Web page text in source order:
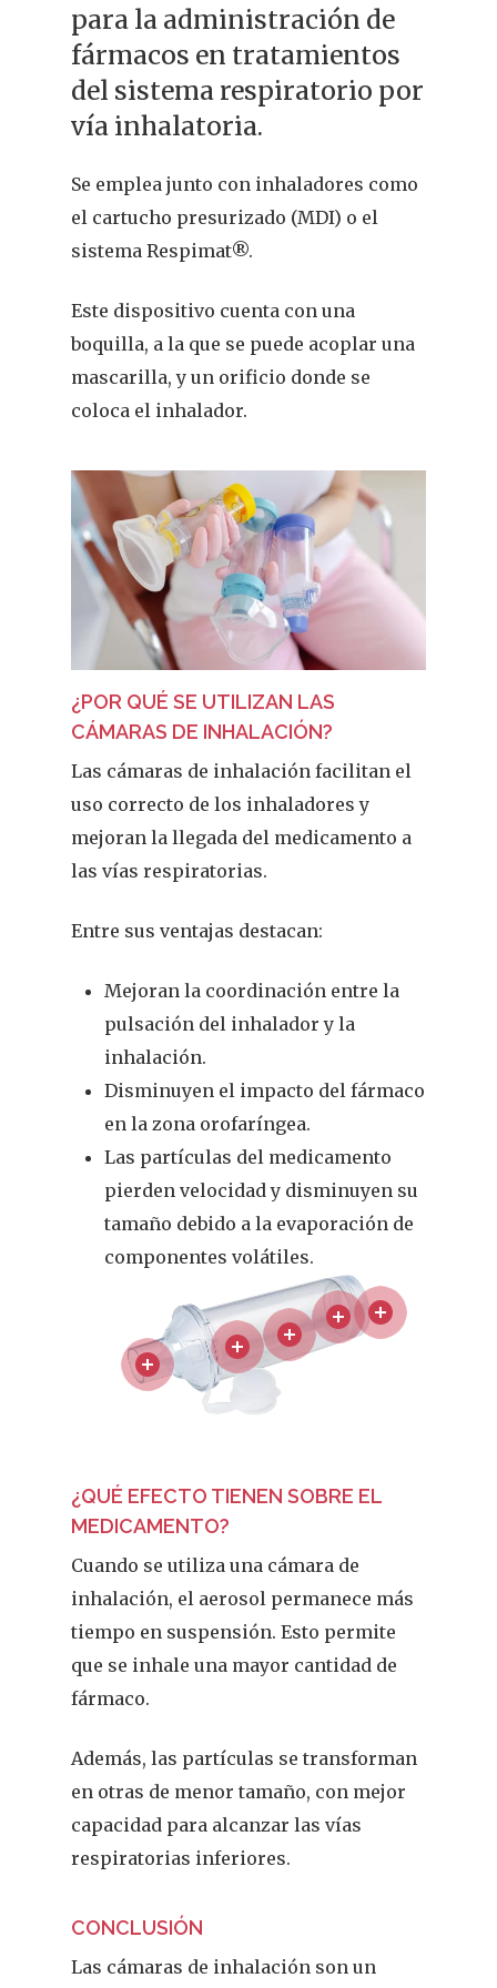
para la administración de
fármacos en tratamientos
del sistema respiratorio por
vía inhalatoria.
Se emplea junto con inhaladores como
el cartucho presurizado (MDI) o el
sistema Respimat®.
Este dispositivo cuenta con una
boquilla, a la que se puede acoplar una
mascarilla, y un orificio donde se
coloca el inhalador.
¿POR QUÉ SE UTILIZAN LAS
CÁMARAS DE INHALACIÓN?
Las cámaras de inhalación facilitan el
uso correcto de los inhaladores y
mejoran la llegada del medicamento a
las vías respiratorias.
Entre sus ventajas destacan:
Mejoran la coordinación entre la
pulsación del inhalador y la
inhalación.
Disminuyen el impacto del fármaco
en la zona orofaríngea.
Las partículas del medicamento
pierden velocidad y disminuyen su
tamaño debido a la evaporación de
componentes volátiles.
¿QUÉ EFECTO TIENEN SOBRE EL
MEDICAMENTO?
Cuando se utiliza una cámara de
inhalación, el aerosol permanece más
tiempo en suspensión. Esto permite
que se inhale una mayor cantidad de
fármaco.
Además, las partículas se transforman
en otras de menor tamaño, con mejor
capacidad para alcanzar las vías
respiratorias inferiores.
CONCLUSIÓN
Las cámaras de inhalación son un